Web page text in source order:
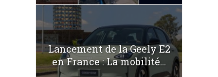
Lancement de la Geely E2
en France : La mobilité...